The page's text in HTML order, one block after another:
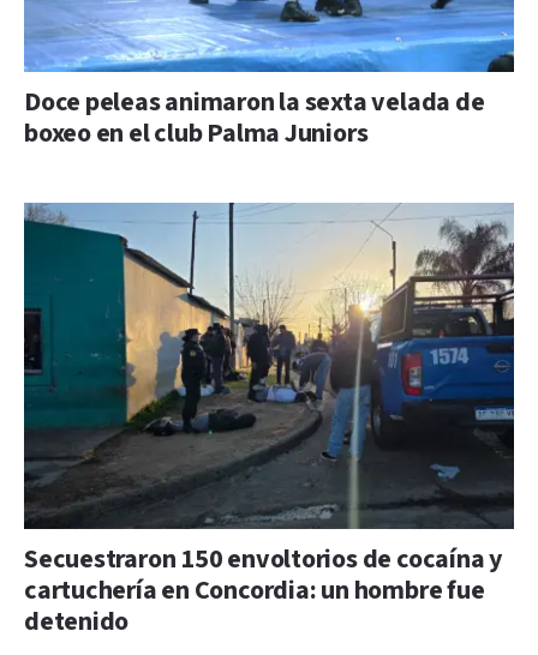
Doce peleas animaron la sexta velada de
boxeo en el club Palma Juniors
Secuestraron 150 envoltorios de cocaína y
cartuchería en Concordia: un hombre fue
detenido